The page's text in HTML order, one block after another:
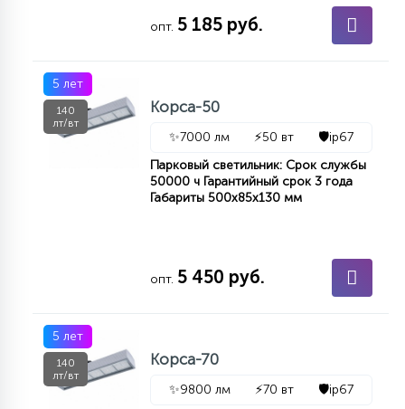
опт. 5 185 руб.
5 лет
140
лт/вт
Корса-50
✨7000 лм ⚡50 вт 🛡️ip67
Парковый светильник: Срок службы
50000 ч Гарантийный срок 3 года
Габариты 500х85х130 мм
опт. 5 450 руб.
5 лет
140
лт/вт
Корса-70
✨9800 лм ⚡70 вт 🛡️ip67